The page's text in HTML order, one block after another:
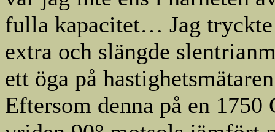
fulla kapacitet… Jag
extra och slängde
ett öga på
Eftersom denna på en 1750